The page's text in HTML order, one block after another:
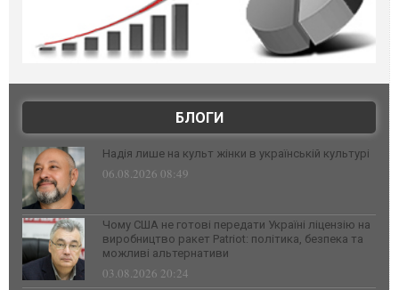
БЛОГИ
Надія лише на культ жінки в українській культурі
06.08.2026 08:49
Чому США не готові передати Україні ліцензію на
виробництво ракет Patriot: політика, безпека та
можливі альтернативи
03.08.2026 20:24